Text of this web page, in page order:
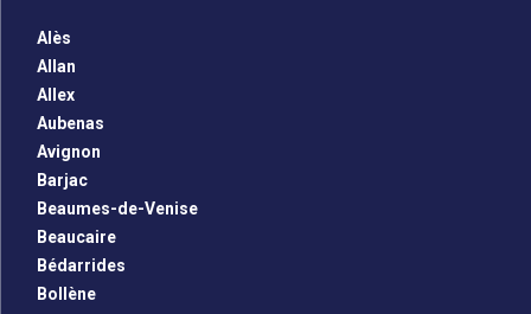
Alès
Allan
Allex
Aubenas
Avignon
Barjac
Beaumes-de-Venise
Beaucaire
Bédarrides
Bollène